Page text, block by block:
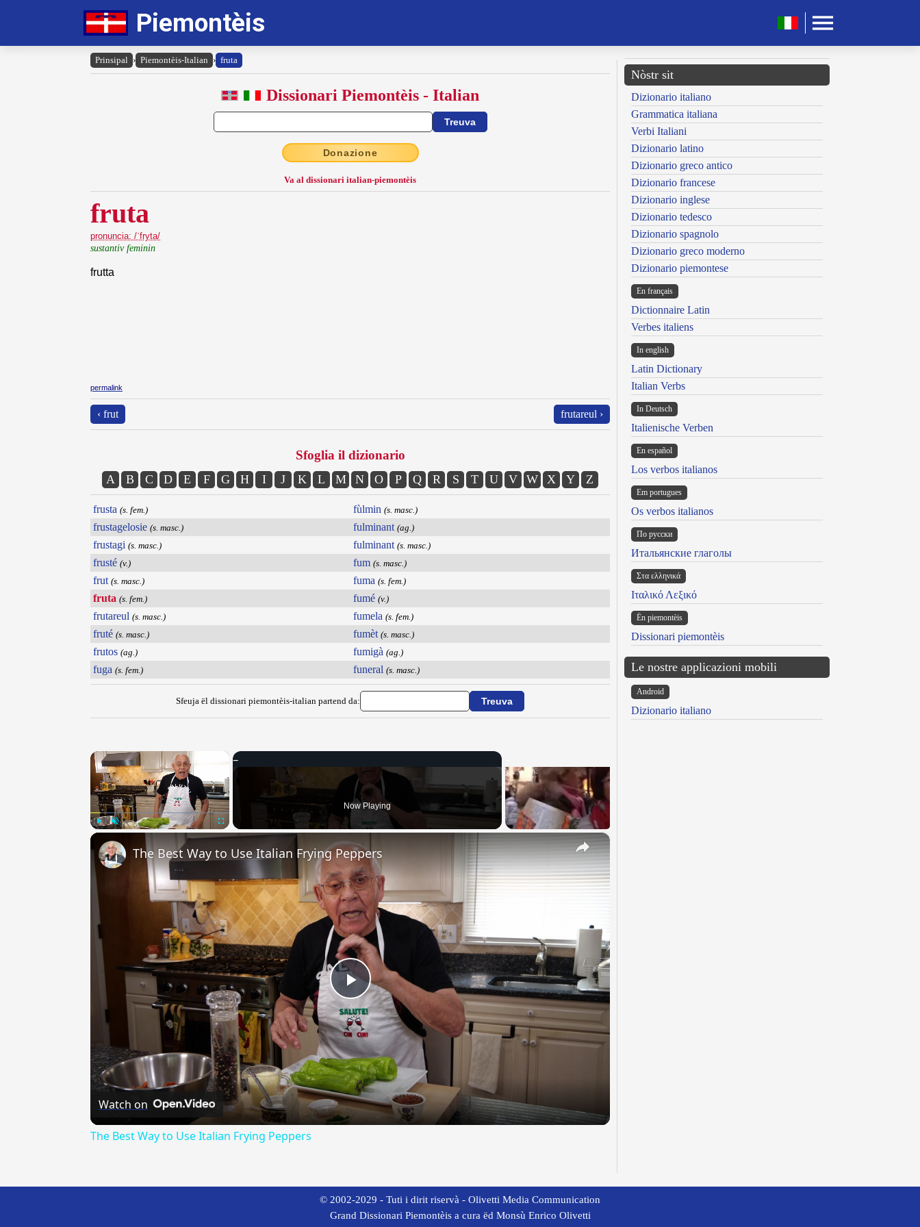
Piemontèis
Prinsipal › Piemontèis-Italian › fruta
Dissionari Piemontèis - Italian
Donazione
Va al dissionari italian-piemontèis
fruta
pronuncia: /ˈfryta/
sustantiv feminin
frutta
permalink
‹ frut frutareul ›
Sfoglia il dizionario
A B C D E F G H I J K L M N O P Q R S T U V W X Y Z
frusta (s. fem.)
frustagelosie (s. masc.)
frustagi (s. masc.)
frusté (v.)
frut (s. masc.)
fruta (s. fem.)
frutareul (s. masc.)
fruté (s. masc.)
frutos (ag.)
fuga (s. fem.)
fùlmin (s. masc.)
fulminant (ag.)
fulminant (s. masc.)
fum (s. masc.)
fuma (s. fem.)
fumé (v.)
fumela (s. fem.)
fumèt (s. masc.)
fumigà (ag.)
funeral (s. masc.)
Sfeuja ël dissionari piemontèis-italian partend da:
Fullscreen
Now Playing
×
Play
Video
The Best Way to Use Italian Frying Peppers
Watch on
The Best Way to Use Italian Frying Peppers
Nòstr sit
Dizionario italiano
Grammatica italiana
Verbi Italiani
Dizionario latino
Dizionario greco antico
Dizionario francese
Dizionario inglese
Dizionario tedesco
Dizionario spagnolo
Dizionario greco moderno
Dizionario piemontese
En français
Dictionnaire Latin
Verbes italiens
In english
Latin Dictionary
Italian Verbs
In Deutsch
Italienische Verben
En español
Los verbos italianos
Em portugues
Os verbos italianos
По русски
Итальянские глаголы
Στα ελληνικά
Ιταλικό Λεξικό
Ën piemontèis
Dissionari piemontèis
Le nostre applicazioni mobili
Android
Dizionario italiano
© 2002-2029 - Tuti i dirit riservà - Olivetti Media Communication
Grand Dissionari Piemontèis a cura ëd Monsù Enrico Olivetti